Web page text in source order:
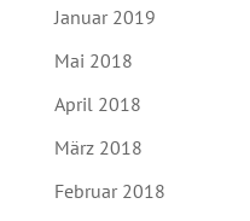
Januar 2019
Mai 2018
April 2018
März 2018
Februar 2018